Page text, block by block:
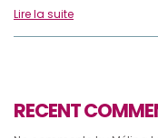
Lire la suite
RECENT